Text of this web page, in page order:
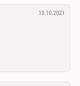
10.10.2021